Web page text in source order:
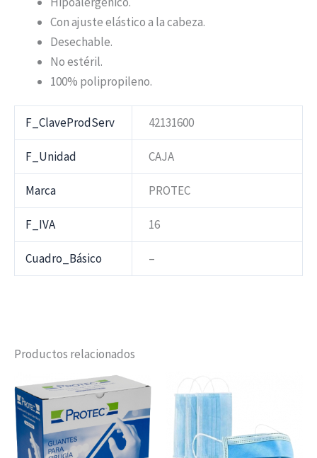
Con ajuste elástico a la cabeza.
Desechable.
No estéril.
100% polipropileno.
F_ClaveProdServ 42131600
F_Unidad CAJA
Marca PROTEC
F_IVA 16
Cuadro_Básico –
Productos relacionados